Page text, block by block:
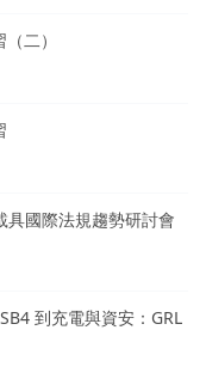
二）
具國際法規趨勢研討會
到充電與資安：GRL